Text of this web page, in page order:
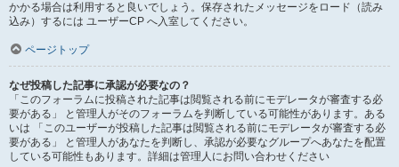
かかる場合は利用すると良いでしょう。保存されたメッセージをロード（読み
込み）するには ユーザーCP へ入室してください。
ページトップ
なぜ投稿した記事に承認が必要なの？
「このフォーラムに投稿された記事は閲覧される前にモデレータが審査する必
要がある」 と管理人がそのフォーラムを判断している可能性があります。ある
いは 「このユーザーが投稿した記事は閲覧される前にモデレータが審査する必
要がある」 と管理人があなたを判断し、承認が必要なグループへあなたを配置
している可能性もあります。詳細は管理人にお問い合わせください